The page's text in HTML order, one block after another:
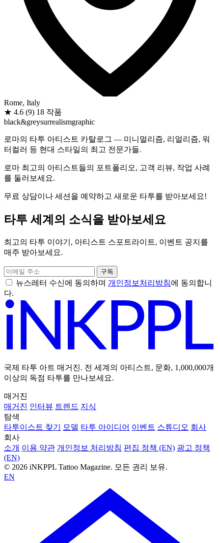
Rome, Italy
★ 4.6 (9) 18 작품
black&greysurrealismgraphic
로마의 타투 아티스트 카탈로그 — 미니멀리즘, 리얼리즘, 워
터컬러 등 현대 스타일의 최고 전문가들.
로마 최고의 아티스트들의 포트폴리오, 고객 리뷰, 작업 사례
를 둘러보세요.
무료 상담이나 세션을 예약하고 새로운 타투를 받아보세요!
타투 세계의 소식을 받아보세요
최고의 타투 이야기, 아티스트 스포트라이트, 이벤트 공지를
매주 받아보세요.
구독
뉴스레터 수신에 동의하며 개인정보처리방침에 동의합니
다.
국제 타투 아트 매거진. 전 세계의 아티스트, 문화, 1,000,000개
이상의 독점 타투를 만나보세요.
매거진
매거진 인터뷰 트렌드 지식
탐색
타투이스트 찾기
모델 타투 아이디어 이벤트 스튜디오 회사
회사
소개 이용 약관 개인정보 처리방침 편집 정책 (EN) 광고 정책
(EN)
© 2026 iNKPPL Tattoo Magazine. 모든 권리 보유.
EN